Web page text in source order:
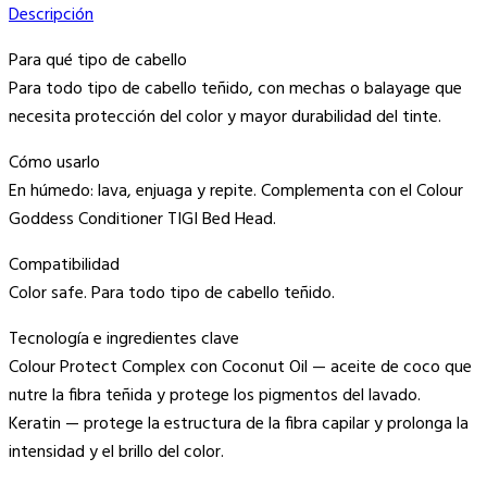
Descripción
Para qué tipo de cabello
Para todo tipo de cabello teñido, con mechas o balayage que
necesita protección del color y mayor durabilidad del tinte.
Cómo usarlo
En húmedo: lava, enjuaga y repite. Complementa con el Colour
Goddess Conditioner TIGI Bed Head.
Compatibilidad
Color safe. Para todo tipo de cabello teñido.
Tecnología e ingredientes clave
Colour Protect Complex con Coconut Oil — aceite de coco que
nutre la fibra teñida y protege los pigmentos del lavado.
Keratin — protege la estructura de la fibra capilar y prolonga la
intensidad y el brillo del color.